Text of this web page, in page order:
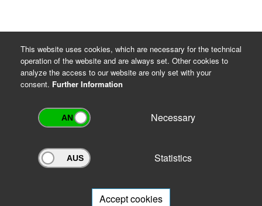
Archivportal Thüringen
will be happy to advise you.
This website uses cookies, which are necessary for the technical
operation of the website and are always set. Other cookies to
analyze the access to our website are only set with your
consent. Further Information
Necessary
Statistics
Accept cookies